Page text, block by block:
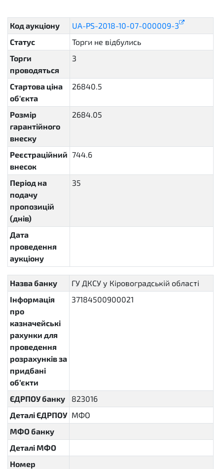
Код аукціону
UA-PS-2018-10-07-000009-3
Статус
Торги не відбулись
Торги
проводяться
3
Стартова ціна
об'єкта
26840.5
Розмір
гарантійного
внеску
2684.05
Реєстраційний
внесок
744.6
Період на
подачу
пропозицій
(днів)
35
Дата
проведення
аукціону
Назва банку
ГУ ДКСУ у Кіровоградській області
Інформація
про
казначейські
рахунки для
проведення
розрахунків за
придбані
об’єкти
37184500900021
ЄДРПОУ банку
823016
Деталі ЄДРПОУ МФО
МФО банку
Деталі МФО
Номер